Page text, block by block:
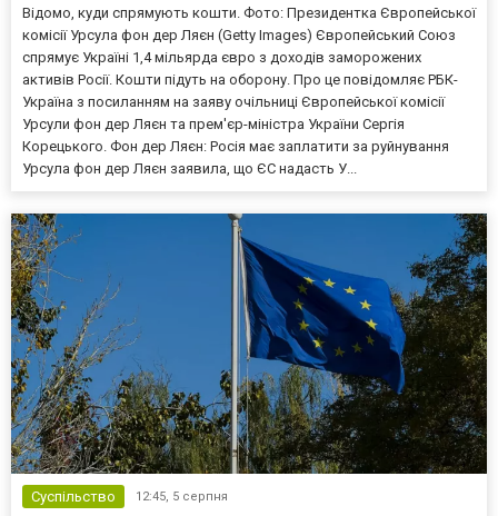
Відомо, куди спрямують кошти. Фото: Президентка Європейської
комісії Урсула фон дер Ляєн (Getty Images) Європейський Союз
спрямує Україні 1,4 мільярда євро з доходів заморожених
активів Росії. Кошти підуть на оборону. Про це повідомляє РБК-
Україна з посиланням на заяву очільниці Європейської комісії
Урсули фон дер Ляєн та прем'єр-міністра України Сергія
Корецького. Фон дер Ляєн: Росія має заплатити за руйнування
Урсула фон дер Ляєн заявила, що ЄС надасть У...
Суспільство 12:45, 5 серпня